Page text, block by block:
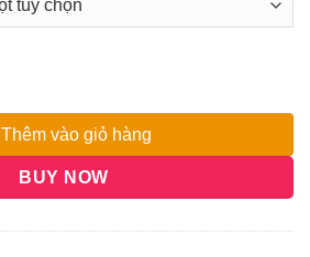
650,000₫
Thêm vào giỏ hàng
BUY NOW